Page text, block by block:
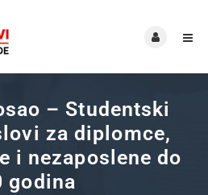
– Studentski
za diplomce,
i nezaposlene do
godina